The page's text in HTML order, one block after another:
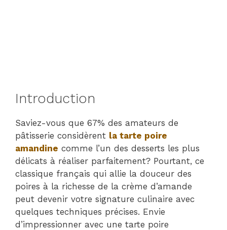
Introduction
Saviez-vous que 67% des amateurs de
pâtisserie considèrent la tarte poire
amandine comme l’un des desserts les plus
délicats à réaliser parfaitement? Pourtant, ce
classique français qui allie la douceur des
poires à la richesse de la crème d’amande
peut devenir votre signature culinaire avec
quelques techniques précises. Envie
d’impressionner avec une tarte poire